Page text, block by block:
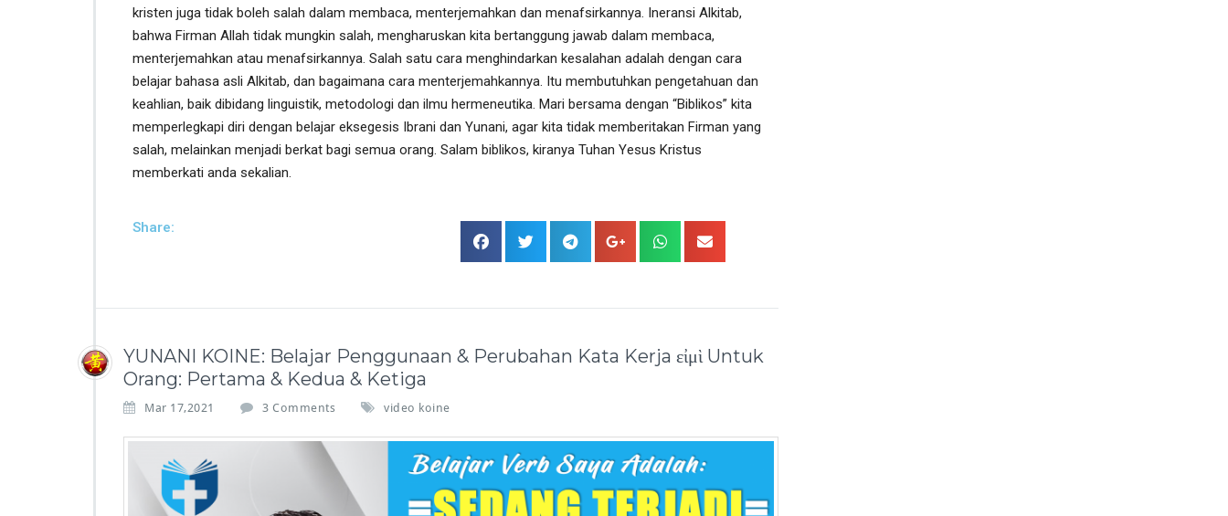
kristen juga tidak boleh salah dalam membaca, menterjemahkan dan menafsirkannya. Ineransi Alkitab,
bahwa Firman Allah tidak mungkin salah, mengharuskan kita bertanggung jawab dalam membaca,
menterjemahkan atau menafsirkannya. Salah satu cara menghindarkan kesalahan adalah dengan cara
belajar bahasa asli Alkitab, dan bagaimana cara menterjemahkannya. Itu membutuhkan pengetahuan dan
keahlian, baik dibidang linguistik, metodologi dan ilmu hermeneutika. Mari bersama dengan “Biblikos” kita
memperlegkapi diri dengan belajar eksegesis Ibrani dan Yunani, agar kita tidak memberitakan Firman yang
salah, melainkan menjadi berkat bagi semua orang. Salam biblikos, kiranya Tuhan Yesus Kristus
memberkati anda sekalian.
Share:
YUNANI KOINE: Belajar Penggunaan & Perubahan Kata Kerja εἰμὶ Untuk
Orang: Pertama & Kedua & Ketiga
Mar 17,2021 3 Comments video koine